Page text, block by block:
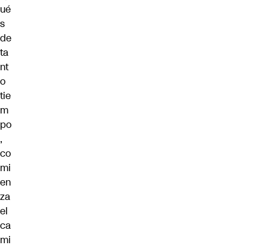
ué
s
de
ta
nt
o
tie
m
po
,
co
mi
en
za
el
ca
mi